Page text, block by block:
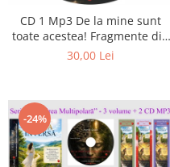
Literatura
Psihologie
Stiinta
CD 1 Mp3 De la mine sunt
toate acestea! Fragmente din
cărțile lui Marius Ghidel
30,00 Lei
-24%